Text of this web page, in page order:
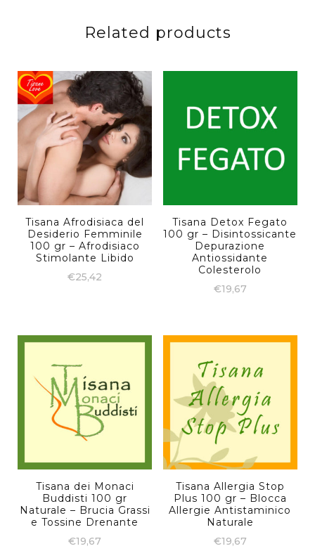
Related products
Tisana Afrodisiaca del
Desiderio Femminile
100 gr – Afrodisiaco
Stimolante Libido
€25,42
Tisana Detox Fegato
100 gr – Disintossicante
Depurazione
Antiossidante
Colesterolo
€19,67
Tisana dei Monaci
Buddisti 100 gr
Naturale – Brucia Grassi
e Tossine Drenante
€19,67
Tisana Allergia Stop
Plus 100 gr – Blocca
Allergie Antistaminico
Naturale
€19,67